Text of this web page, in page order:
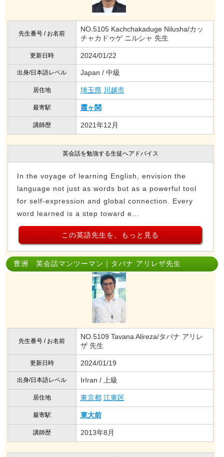
先生番号 / お名前
NO.5105 Kachchakaduge Nilusha/カッ
チャカドゥゲ ニルシャ 先生
更新日時 2024/01/22
出身/日本語レベル Japan / 中級
居住地 埼玉県 川越市
最寄駅 霞ヶ関
講師歴 2021年12月
英会話を勉強する生徒へアドバイス
In the voyage of learning English, envision the
language not just as words but as a powerful tool
for self-expression and global connection. Every
word learned is a step toward e...
この英語先生を、もっと見る
豊洲 英会話マンツーマン｜タバナ アリレザ先生
先生番号 / お名前
NO.5109 Tavana Alireza/タバナ アリレ
ザ 先生
更新日時 2024/01/19
出身/日本語レベル IrIran / 上級
居住地 東京都 江東区
最寄駅 東大前
講師歴 2013年8月